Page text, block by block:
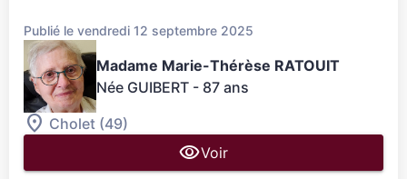
Publié le vendredi 12 septembre 2025
Madame Marie-Thérèse RATOUIT
Née GUIBERT - 87 ans
Cholet (49)
Voir